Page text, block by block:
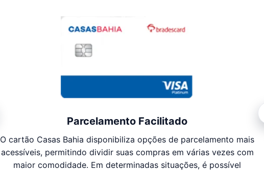
Parcelamento Facilitado
O cartão Casas Bahia disponibiliza opções de parcelamento mais
acessíveis, permitindo dividir suas compras em várias vezes com
maior comodidade. Em determinadas situações, é possível